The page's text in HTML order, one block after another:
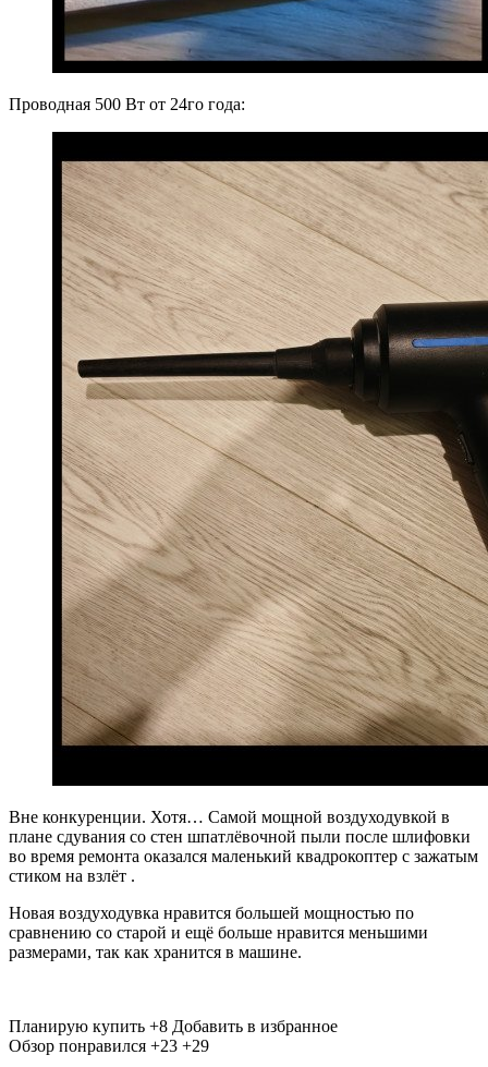
Проводная 500 Вт от 24го года:
Вне конкуренции. Хотя… Самой мощной воздуходувкой в
плане сдувания со стен шпатлёвочной пыли после шлифовки
во время ремонта оказался маленький квадрокоптер с зажатым
стиком на взлёт .
Новая воздуходувка нравится большей мощностью по
сравнению со старой и ещё больше нравится меньшими
размерами, так как хранится в машине.
Планирую купить +8 Добавить в избранное
Обзор понравился +23 +29